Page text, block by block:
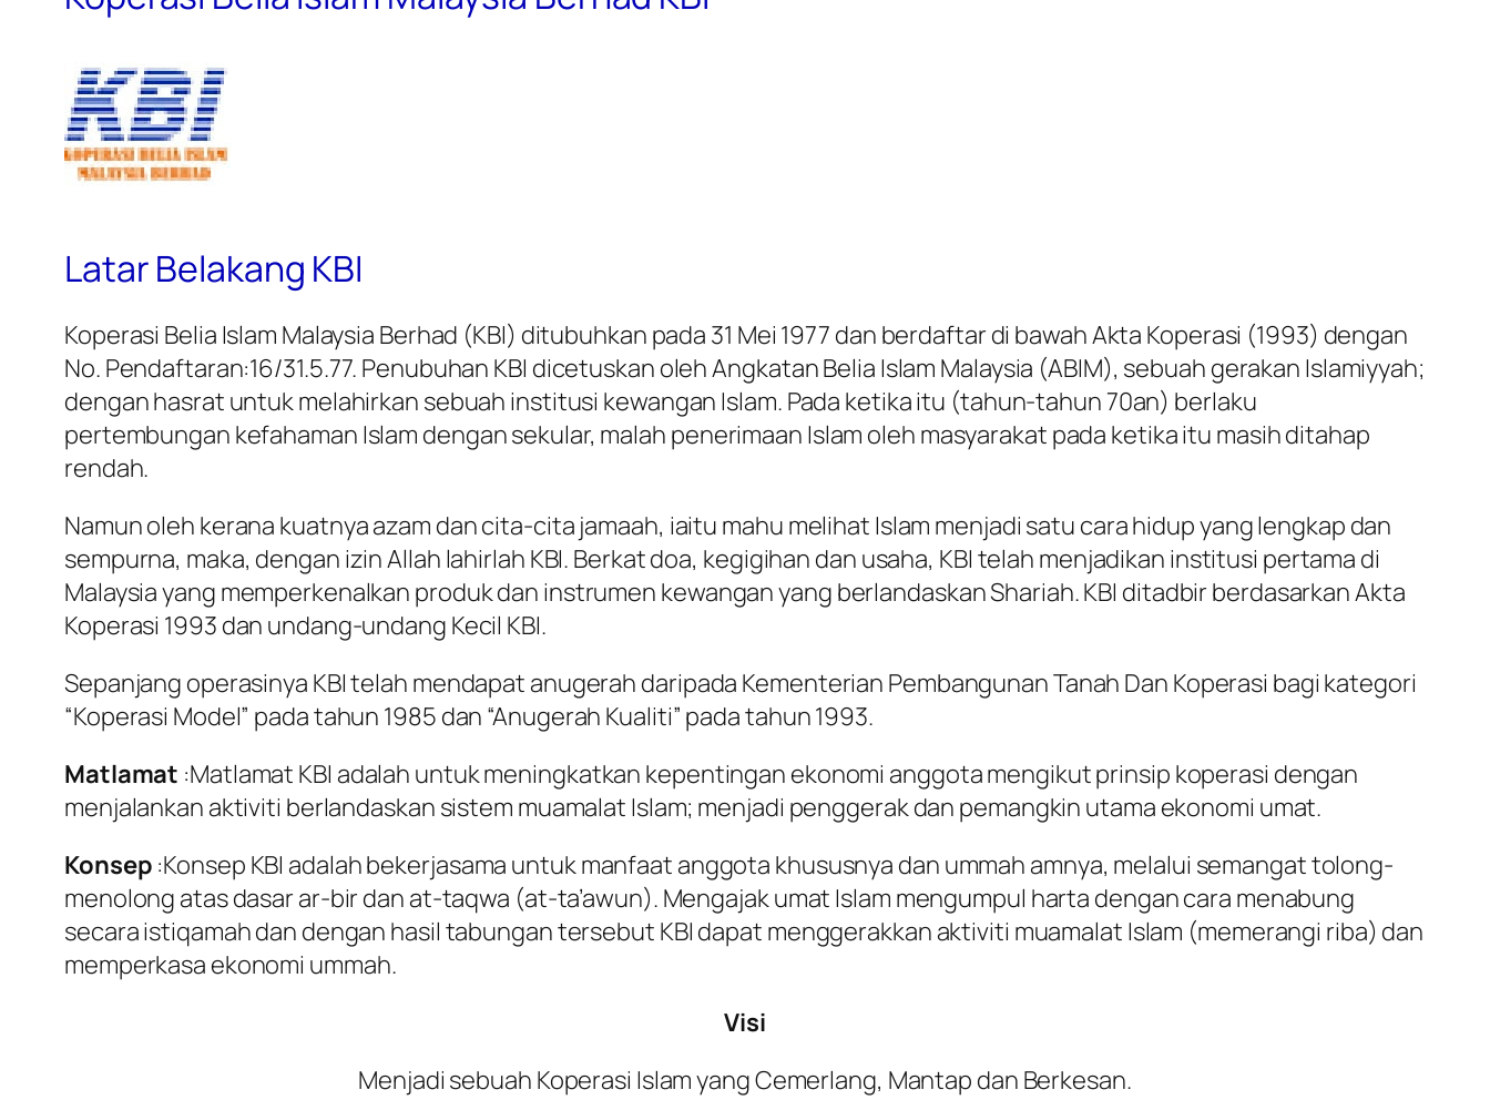
Latar Belakang KBI
Koperasi Belia Islam Malaysia Berhad (KBI) ditubuhkan pada 31 Mei 1977 dan berdaftar di bawah Akta Koperasi (1993) dengan
No. Pendaftaran:16/31.5.77. Penubuhan KBI dicetuskan oleh Angkatan Belia Islam Malaysia (ABIM), sebuah gerakan Islamiyyah;
dengan hasrat untuk melahirkan sebuah institusi kewangan Islam. Pada ketika itu (tahun-tahun 70an) berlaku
pertembungan kefahaman Islam dengan sekular, malah penerimaan Islam oleh masyarakat pada ketika itu masih ditahap
rendah.
Namun oleh kerana kuatnya azam dan cita-cita jamaah, iaitu mahu melihat Islam menjadi satu cara hidup yang lengkap dan
sempurna, maka, dengan izin Allah lahirlah KBI. Berkat doa, kegigihan dan usaha, KBI telah menjadikan institusi pertama di
Malaysia yang memperkenalkan produk dan instrumen kewangan yang berlandaskan Shariah. KBI ditadbir berdasarkan Akta
Koperasi 1993 dan undang-undang Kecil KBI.
Sepanjang operasinya KBI telah mendapat anugerah daripada Kementerian Pembangunan Tanah Dan Koperasi bagi kategori
“Koperasi Model” pada tahun 1985 dan “Anugerah Kualiti” pada tahun 1993.
Matlamat :Matlamat KBI adalah untuk meningkatkan kepentingan ekonomi anggota mengikut prinsip koperasi dengan
menjalankan aktiviti berlandaskan sistem muamalat Islam; menjadi penggerak dan pemangkin utama ekonomi umat.
Konsep :Konsep KBI adalah bekerjasama untuk manfaat anggota khususnya dan ummah amnya, melalui semangat tolong-
menolong atas dasar ar-bir dan at-taqwa (at-ta’awun). Mengajak umat Islam mengumpul harta dengan cara menabung
secara istiqamah dan dengan hasil tabungan tersebut KBI dapat menggerakkan aktiviti muamalat Islam (memerangi riba) dan
memperkasa ekonomi ummah.
Visi
Menjadi sebuah Koperasi Islam yang Cemerlang, Mantap dan Berkesan.